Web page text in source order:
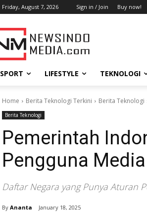
Friday, August 7, 2026 Sign in / Join Buy now!
SPORT LIFESTYLE TEKNOLOGI
Home Berita Teknologi Terkini Berita Teknologi
Berita Teknologi
Pemerintah
Pengguna Media
Daftar Negara yang Punya Aturan
By Ananta January 18, 2025